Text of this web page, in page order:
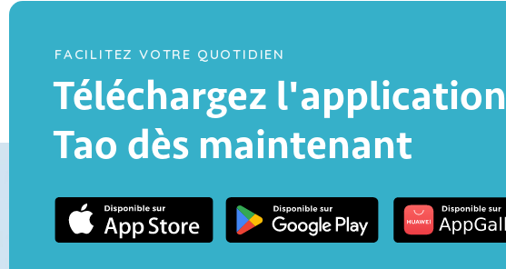
FACILITEZ VOTRE QUOTIDIEN
Téléchargez
Tao dès maintenant